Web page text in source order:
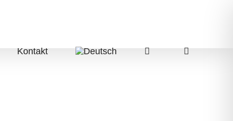
Kontakt